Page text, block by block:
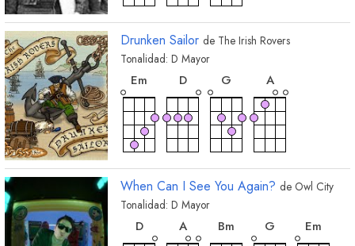
Drunken Sailor de The Irish Rovers
Tonalidad: D Mayor
acorde
Em
acorde
D
G
A
When Can I See You Again? de Owl City
Tonalidad: D Mayor
acorde
D
acorde
A
Bm
G
Em